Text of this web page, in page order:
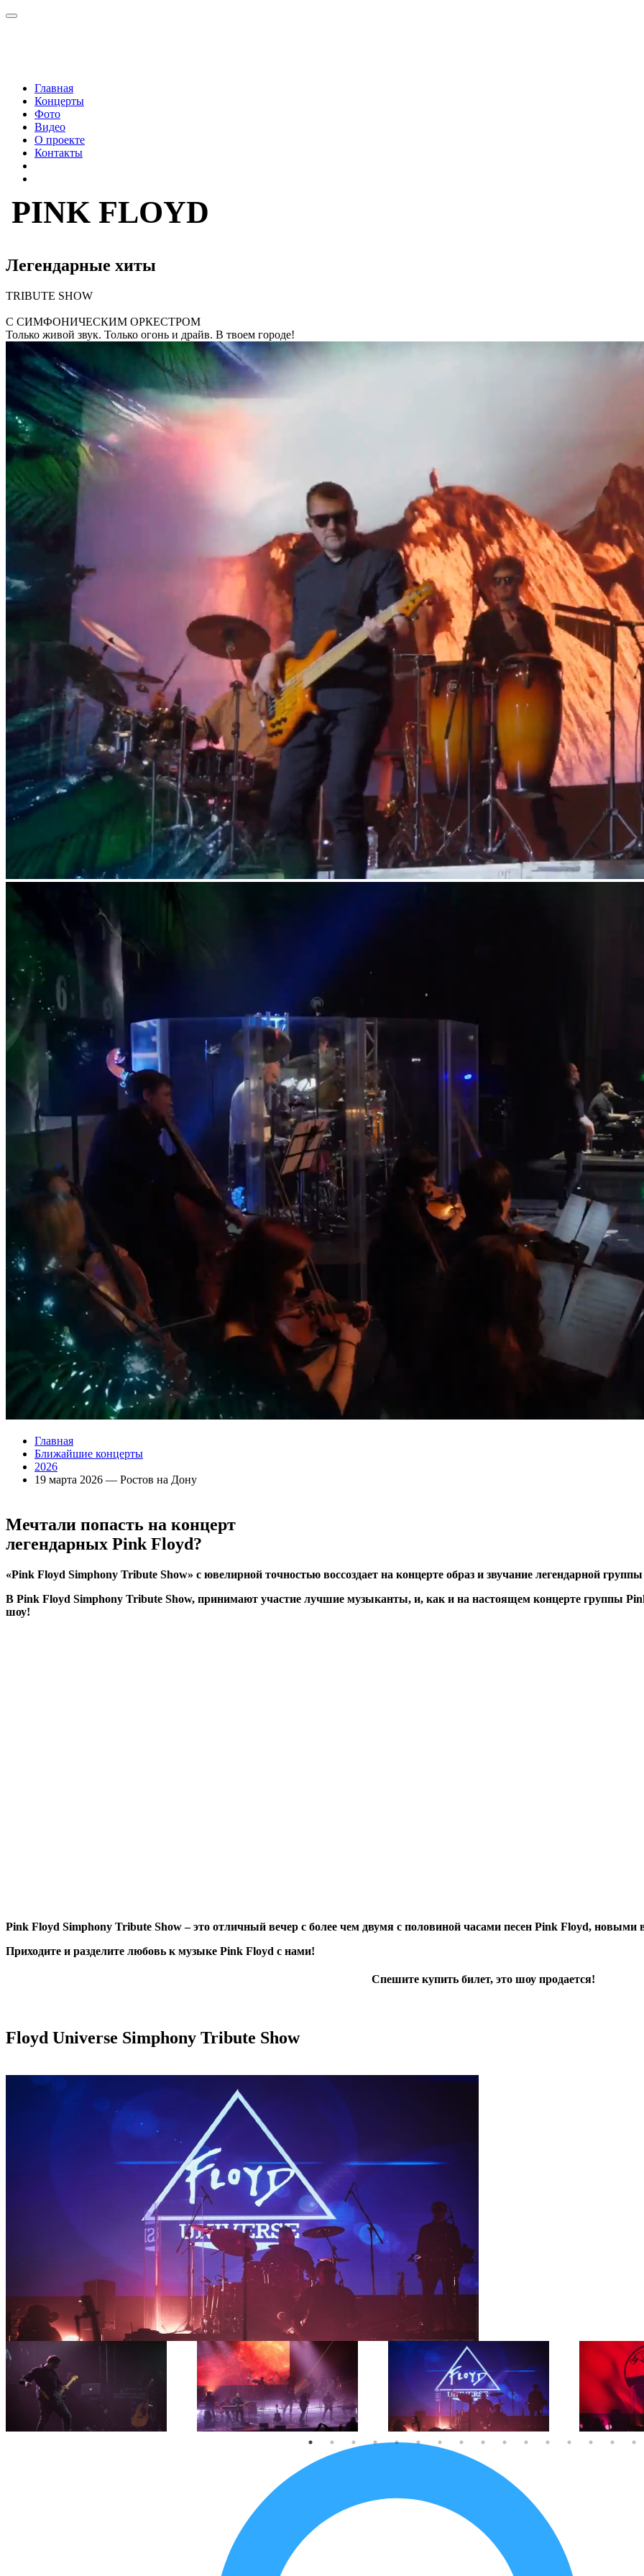
Главная
Концерты
Фото
Видео
О проекте
Контакты
PINK FLOYD
Легендарные хиты
TRIBUTE SHOW
С СИМФОНИЧЕСКИМ ОРКЕСТРОМ
Только живой звук. Только огонь и драйв. В твоем городе!
Главная
Ближайшие концерты
2026
19 марта 2026 — Ростов на Дону
Мечтали попасть на концерт
легендарных Pink Floyd?
«Pink Floyd Simphony Tribute Show» с ювелирной точностью воссоздает на концерте образ и звучание легендарной
В Pink Floyd Simphony Tribute Show, принимают участие лучшие музыканты, и, как и на настоящем концерте группы
шоу!
Pink Floyd Simphony Tribute Show – это отличный вечер с более чем двумя с половиной часами песен Pink Floyd, новыми
Приходите и разделите любовь к музыке Pink Floyd с нами!
Спешите купить билет, это шоу продается!
Floyd Universe Simphony Tribute Show